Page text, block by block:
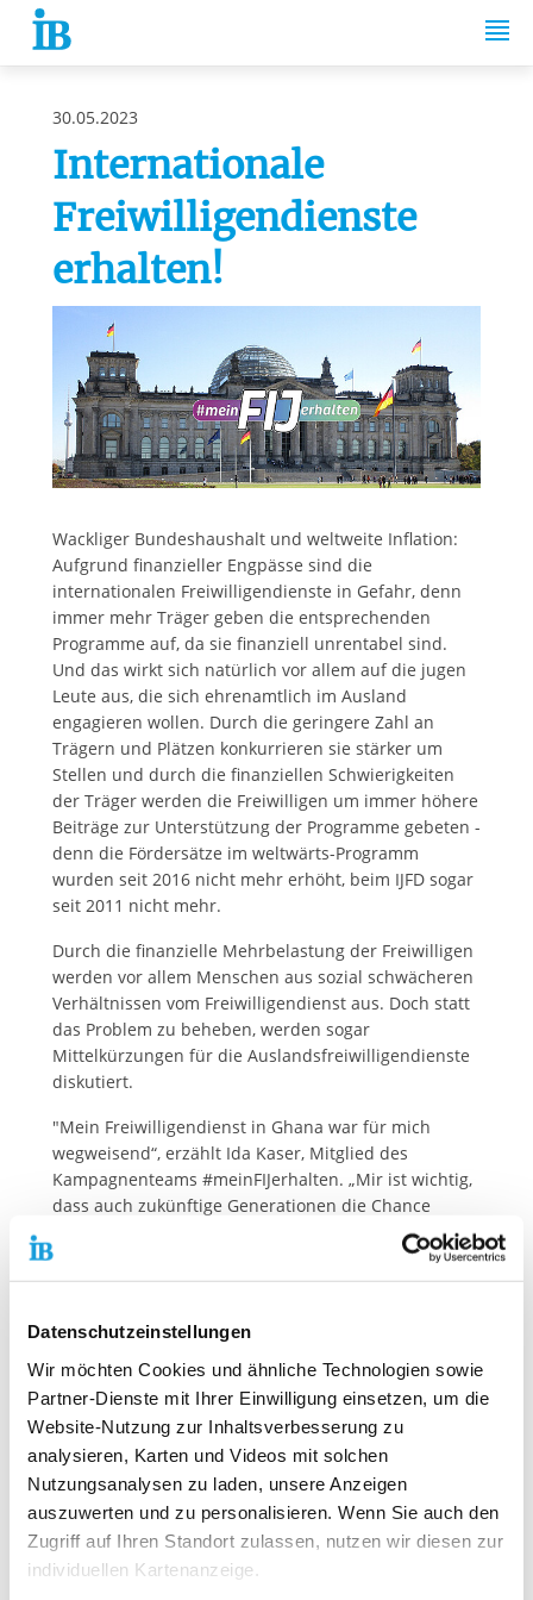
Datenschutzeinstellungen
Wir möchten Cookies und ähnliche Technologien sowie
Partner-Dienste mit Ihrer Einwilligung einsetzen, um die
Website-Nutzung zur Inhaltsverbesserung zu
analysieren, Karten und Videos mit solchen
Nutzungsanalysen zu laden, unsere Anzeigen
auszuwerten und zu personalisieren. Wenn Sie auch den
Zugriff auf Ihren Standort zulassen, nutzen wir diesen zur
individuellen Kartenanzeige.
Springe zum Inhalt
30.05.2023
Internationale
Freiwilligendienste
erhalten!
Wackliger Bundeshaushalt und weltweite Inflation:
Aufgrund finanzieller Engpässe sind die
internationalen Freiwilligendienste in Gefahr, denn
immer mehr Träger geben die entsprechenden
Programme auf, da sie finanziell unrentabel sind.
Und das wirkt sich natürlich vor allem auf die jugen
Leute aus, die sich ehrenamtlich im Ausland
engagieren wollen. Durch die geringere Zahl an
Trägern und Plätzen konkurrieren sie stärker um
Stellen und durch die finanziellen Schwierigkeiten
der Träger werden die Freiwilligen um immer höhere
Beiträge zur Unterstützung der Programme gebeten -
denn die Fördersätze im weltwärts-Programm
wurden seit 2016 nicht mehr erhöht, beim IJFD sogar
seit 2011 nicht mehr.
Durch die finanzielle Mehrbelastung der Freiwilligen
werden vor allem Menschen aus sozial schwächeren
Verhältnissen vom Freiwilligendienst aus. Doch statt
das Problem zu beheben, werden sogar
Mittelkürzungen für die Auslandsfreiwilligendienste
diskutiert.
"Mein Freiwilligendienst in Ghana war für mich
wegweisend“, erzählt Ida Kaser, Mitglied des
Kampagnenteams #meinFIJerhalten. „Mir ist wichtig,
dass auch zukünftige Generationen die Chance
haben, so wichtige Erfahrungen zu sammeln. Dafür
braucht es unbedingt eine höhere Förderung. Es ist
wichtig, dass wir uns bewusstmachen, dass die
Programme bedroht".
Um diese Programme zu erhalten hat sie sich mit
anderen ehemaligen Freiwilligen zur Initiative
#meinFIJerhalten zusammengeschlossen.
Gemeinsam führen sie eine Kampagne in den
Sozialen Medien, sprechen mit
Bundestagsabgeordneten und koordinieren die
zahlreichen Ehemaligen, die alle das gleiche Ziel
haben: Anderen jungen Menschen eine großartige